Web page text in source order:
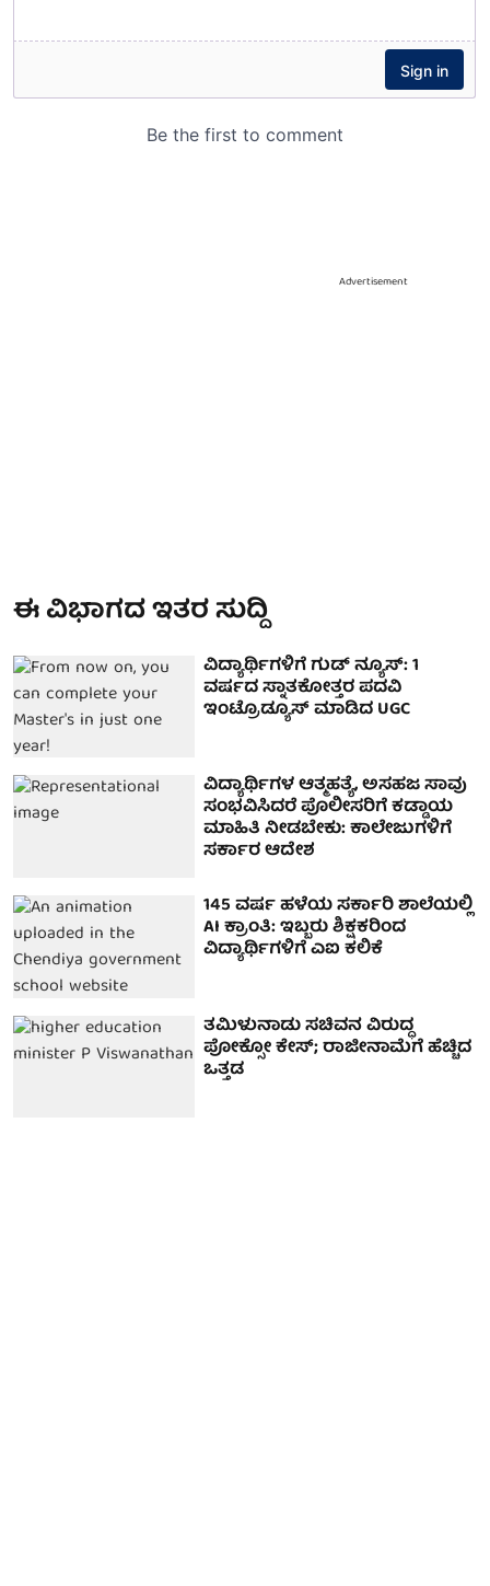
Advertisement
ಈ ವಿಭಾಗದ ಇತರ ಸುದ್ದಿ
ವಿದ್ಯಾರ್ಥಿಗಳಿಗೆ ಗುಡ್ ನ್ಯೂಸ್: 1
ವರ್ಷದ ಸ್ನಾತಕೋತ್ತರ ಪದವಿ
ಇಂಟ್ರೊಡ್ಯೂಸ್ ಮಾಡಿದ UGC
ವಿದ್ಯಾರ್ಥಿಗಳ ಆತ್ಮಹತ್ಯೆ, ಅಸಹಜ ಸಾವು
ಸಂಭವಿಸಿದರೆ ಪೊಲೀಸರಿಗೆ ಕಡ್ಡಾಯ
ಮಾಹಿತಿ ನೀಡಬೇಕು: ಕಾಲೇಜುಗಳಿಗೆ
ಸರ್ಕಾರ ಆದೇಶ
145 ವರ್ಷ ಹಳೆಯ ಸರ್ಕಾರಿ ಶಾಲೆಯಲ್ಲಿ
AI ಕ್ರಾಂತಿ: ಇಬ್ಬರು ಶಿಕ್ಷಕರಿಂದ
ವಿದ್ಯಾರ್ಥಿಗಳಿಗೆ ಎಐ ಕಲಿಕೆ
ತಮಿಳುನಾಡು ಸಚಿವನ ವಿರುದ್ಧ
ಪೋಕ್ಸೋ ಕೇಸ್; ರಾಜೀನಾಮೆಗೆ ಹೆಚ್ಚಿದ
ಒತ್ತಡ